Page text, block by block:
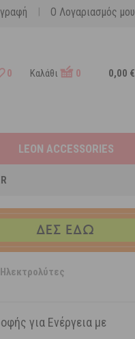
Ο Λογαριασμός μου
|
0 Καλάθι 0 0,00 €
LEON ACCESSORIES
για Ενέργεια με